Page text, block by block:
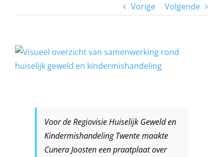
Vorige Volgende
View
Larger
Voor de Regiovisie Huiselijk Geweld en
Kindermishandeling Twente maakte
Cunera Joosten een praatplaat over